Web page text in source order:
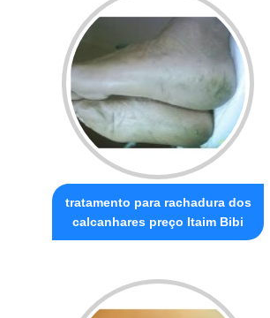
tratamento para rachadura dos
calcanhares preço Itaim Bibi